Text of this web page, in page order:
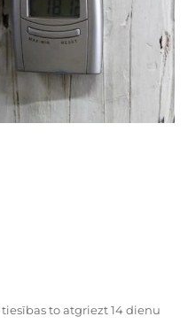
to atgriezt 14 dienu